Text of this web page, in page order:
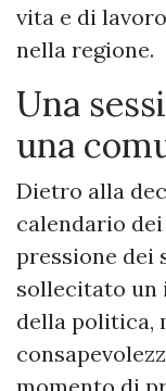
vita e di
nella regione.
Una
una
​Dietro alla
calendario
pressione dei
sollecitato un
della politica,